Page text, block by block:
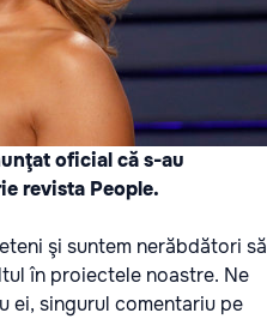
oficial că s-au
revista People.
şi suntem nerăbdători să
în proiectele noastre. Ne
ei, singurul comentariu pe